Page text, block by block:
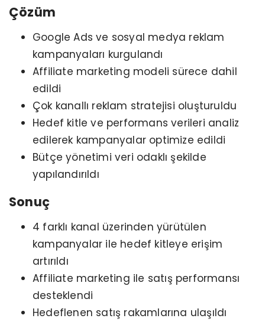
Çözüm
Google Ads ve sosyal medya reklam
kampanyaları kurgulandı
Affiliate marketing modeli sürece dahil
edildi
Çok kanallı reklam stratejisi oluşturuldu
Hedef kitle ve performans verileri analiz
edilerek kampanyalar optimize edildi
Bütçe yönetimi veri odaklı şekilde
yapılandırıldı
Sonuç
4 farklı kanal üzerinden yürütülen
kampanyalar ile hedef kitleye erişim
artırıldı
Affiliate marketing ile satış performansı
desteklendi
Hedeflenen satış rakamlarına ulaşıldı